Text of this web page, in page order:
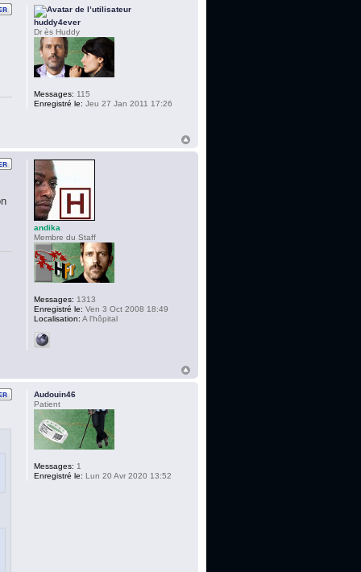
huddy4ever
Dr ès Huddy
Messages: 115
Enregistré le: Jeu 27 Jan 2011 17:26
andika
Membre du Staff
Messages: 1313
Enregistré le: Ven 3 Oct 2008 18:49
Localisation: A l'hôpital
Audouin46
Patient
Messages: 1
Enregistré le: Lun 20 Avr 2020 13:52